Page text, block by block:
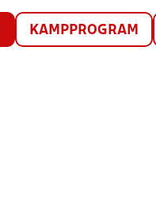
KAMPPROGRAM